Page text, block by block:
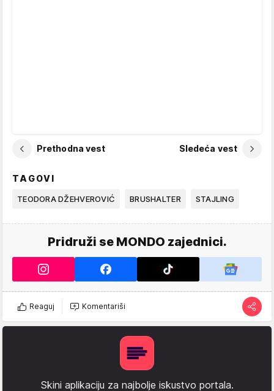
Prethodna vest Sledeća vest
TAGOVI
TEODORA DŽEHVEROVIĆ BRUSHALTER STAJLING
Pridruži se MONDO zajednici.
Reaguj Komentariši
Skini aplikaciju za najbolje iskustvo portala.